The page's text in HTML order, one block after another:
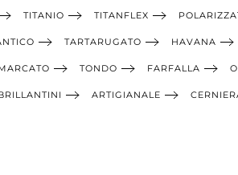
TITANIO TITANFLEX
TARTARUGATO HAVANA
TONDO FARFALLA
ARTIGIANALE